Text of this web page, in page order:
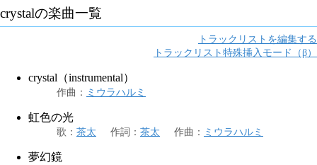
crystalの楽曲一覧
トラックリストを編集する
トラックリスト特殊挿入モード（β）
crystal（instrumental）
作曲 ： ミウラハルミ
虹色の光
歌 ： 茶太 作詞 ： 茶太 作曲 ： ミウラハルミ
夢幻鏡